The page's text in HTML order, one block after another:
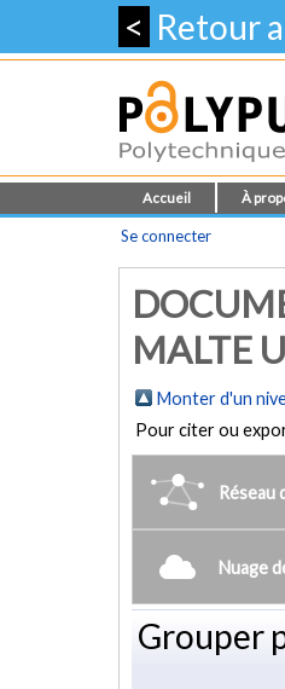
< Retour
Accueil À
Se connecter
MALTE
Monter d'un
Pour citer ou
Réseau
Nuage
Grouper